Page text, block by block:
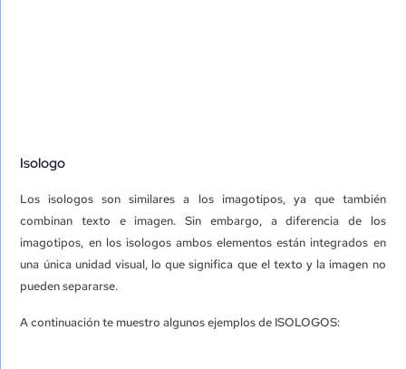
Isologo
Los isologos son similares a los imagotipos, ya que también
combinan texto e imagen. Sin embargo, a diferencia de los
imagotipos, en los isologos ambos elementos están integrados en
una única unidad visual, lo que significa que el texto y la imagen no
pueden separarse.
A continuación te muestro algunos ejemplos de ISOLOGOS: